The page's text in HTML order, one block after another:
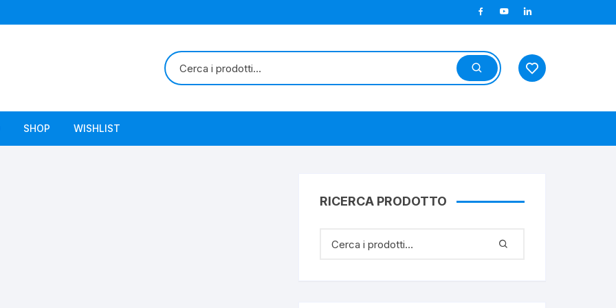
SHOP WISHLIST
RICERCA PRODOTTO